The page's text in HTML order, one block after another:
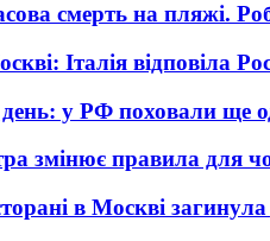
смерть на пляжі.
Італія відповіла
у РФ поховали ще
змінює правила для
в Москві